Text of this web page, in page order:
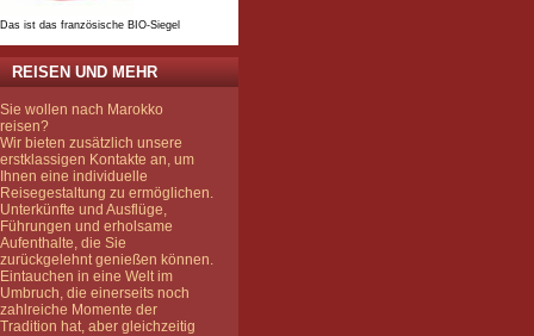
Das ist das französische BIO-Siegel
REISEN UND MEHR
Sie wollen nach Marokko
reisen?
Wir bieten zusätzlich unsere
erstklassigen Kontakte an, um
Ihnen eine individuelle
Reisegestaltung zu ermöglichen.
Unterkünfte und Ausflüge,
Führungen und erholsame
Aufenthalte, die Sie
zurückgelehnt genießen können.
Eintauchen in eine Welt im
Umbruch, die einerseits noch
zahlreiche Momente der
Tradition hat, aber gleichzeitig